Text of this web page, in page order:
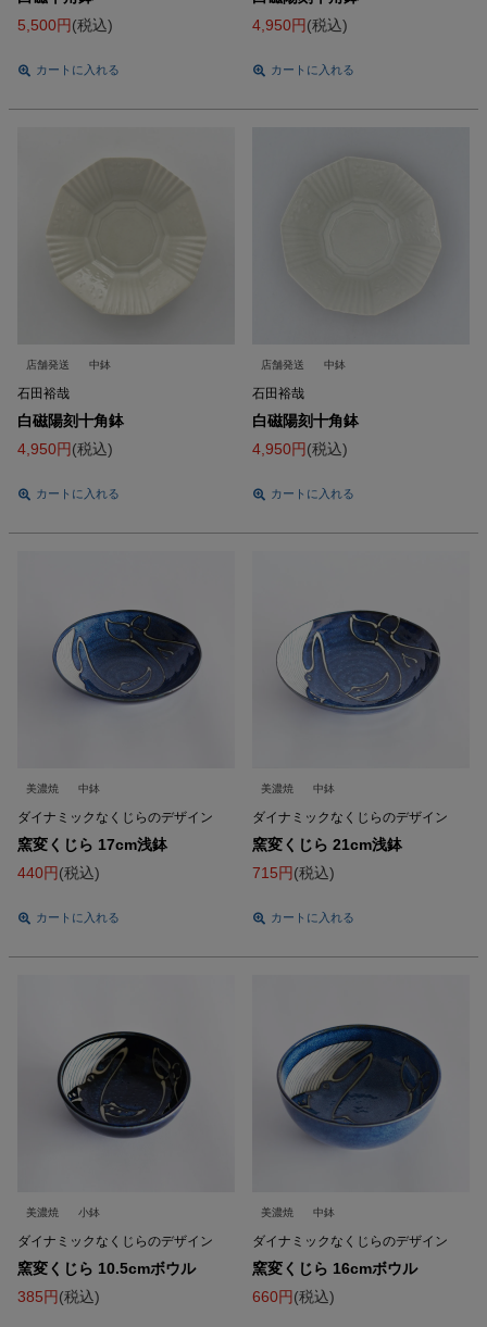
5,500
税込
カートに入れる
4,950
税込
カートに入れる
店舗発送 中鉢
石田裕哉
白磁陽刻十角鉢
4,950
税込
カートに入れる
店舗発送 中鉢
石田裕哉
白磁陽刻十角鉢
4,950
税込
カートに入れる
美濃焼 中鉢
ダイナミックなくじらのデザイン
窯変くじら 17cm浅鉢
440
税込
カートに入れる
美濃焼 中鉢
ダイナミックなくじらのデザイン
窯変くじら 21cm浅鉢
715
税込
カートに入れる
美濃焼 小鉢
ダイナミックなくじらのデザイン
窯変くじら 10.5cmボウル
385
税込
美濃焼 中鉢
ダイナミックなくじらのデザイン
窯変くじら 16cmボウル
660
税込